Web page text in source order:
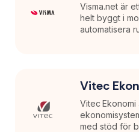
Visma.net är
helt byggt i
automatisera
Vitec
Vitec
med stöd för